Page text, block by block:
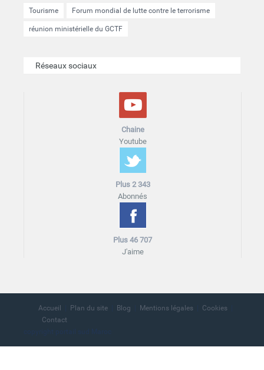
Tourisme Forum mondial de lutte contre le terrorisme
réunion ministérielle du GCTF
Réseaux sociaux
Chaine
Youtube
Plus 2 343
Abonnés
Plus 46 707
J'aime
Accueil Plan du site Blog Mentions légales
Cookies
Contact